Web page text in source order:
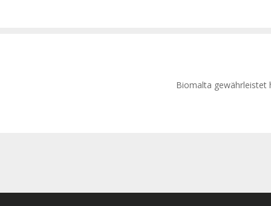
Biomalta gewährleistet